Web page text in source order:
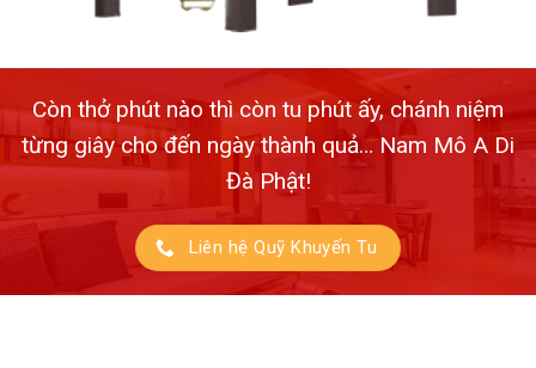
Còn thở phút nào thì còn tu phút ấy, chánh niệm
từng giây cho đến ngày thành quả… Nam Mô A Di
Đà Phật!
Liên hệ Quỹ Khuyến Tu